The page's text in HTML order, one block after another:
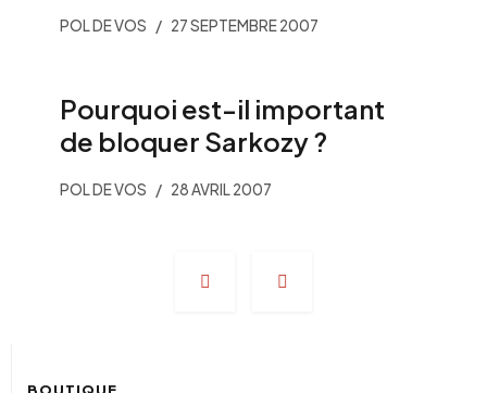
POL DE VOS 27 SEPTEMBRE 2007
Pourquoi est-il important
de bloquer Sarkozy ?
POL DE VOS 28 AVRIL 2007